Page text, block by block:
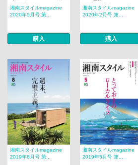
湘南スタイルmagazine
2020年5月号 第...
購入
湘南スタイルmagazine
2020年2月号 第...
購入
湘南スタイルmagazine
2019年8月号 第...
湘南スタイルmagazine
2019年5月号 第...